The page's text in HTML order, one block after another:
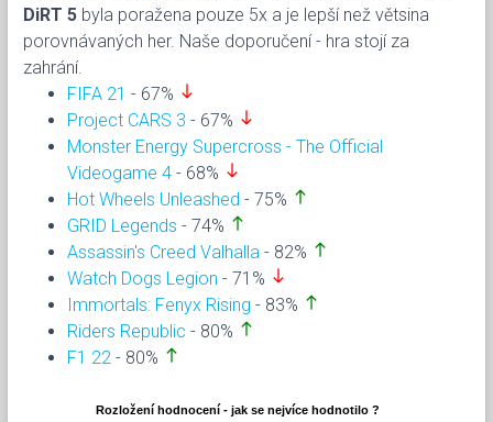
DiRT 5 byla poražena pouze 5x a je lepší než větsina
porovnávaných her. Naše doporučení - hra stojí za
zahrání.
FIFA 21 - 67% south
Project CARS 3 - 67% south
Monster Energy Supercross - The Official
Videogame 4 - 68% south
Hot Wheels Unleashed - 75% north
GRID Legends - 74% north
Assassin's Creed Valhalla - 82% north
Watch Dogs Legion - 71% south
Immortals: Fenyx Rising - 83% north
Riders Republic - 80% north
F1 22 - 80% north
Rozložení hodnocení - jak se nejvíce hodnotilo ?